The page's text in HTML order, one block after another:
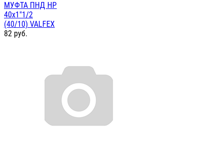
МУФТА ПНД НР
40х1"1/2
(40/10) VALFEX
82 руб.